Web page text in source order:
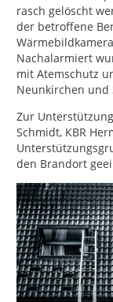
rasch gelöscht
der betroffene
Nachalarmiert
mit Atemschutz
Neunkirchen und
Zur
Schmidt, KBR
den Brandort